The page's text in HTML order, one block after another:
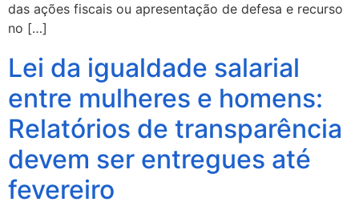
das ações fiscais ou apresentação de defesa e recurso
no […]
Lei da igualdade salarial
entre mulheres e homens:
Relatórios de transparência
devem ser entregues até
fevereiro